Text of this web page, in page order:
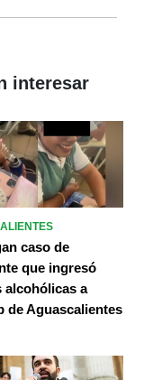
interesar
caso de
que ingresó
alcohólicas a
de Aguascalientes